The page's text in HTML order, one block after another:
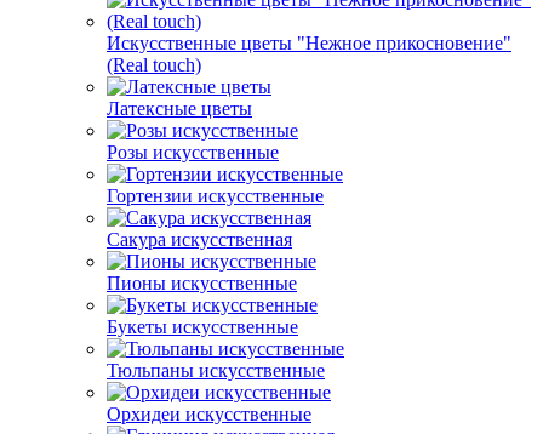
Искусственные цветы "Нежное прикосновение"
(Real touch)
Латексные цветы
Розы искусственные
Гортензии искусственные
Сакура искусственная
Пионы искусственные
Букеты искусственные
Тюльпаны искусственные
Орхидеи искусственные